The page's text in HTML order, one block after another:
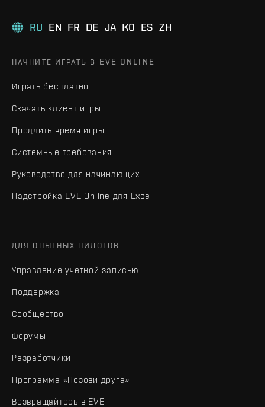
RU EN FR DE JA KO ES ZH
НАЧНИТЕ ИГРАТЬ В EVE ONLINE
Играть бесплатно
Скачать клиент игры
Продлить время игры
Системные требования
Руководство для начинающих
Надстройка EVE Online для Excel
ДЛЯ ОПЫТНЫХ ПИЛОТОВ
Управление учетной записью
Поддержка
Сообщество
Форумы
Разработчики
Программа «Позови друга»
Возвращайтесь в EVE